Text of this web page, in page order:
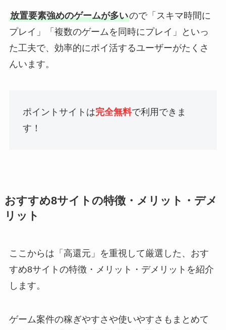
放置要素強めのゲームが多いので「スキマ時間に
プレイ」「複数のゲームを同時にプレイ」といっ
た工夫で、効率的にポイ活するユーザーがたくさ
んいます。
ポイントサイトは完全無料で利用できま
す！
おすすめ8サイトの特徴・メリット・デメ
リット
ここからは「高還元」を重視して厳選した、おす
すめ8サイトの特徴・メリット・デメリットを紹介
します。
ゲーム案件の稼ぎやすさや使いやすさもまとめて